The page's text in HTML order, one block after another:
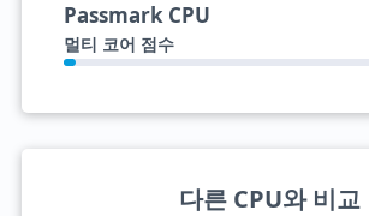
Passmark CPU
멀티 코어 점수
다른 CPU와 비교